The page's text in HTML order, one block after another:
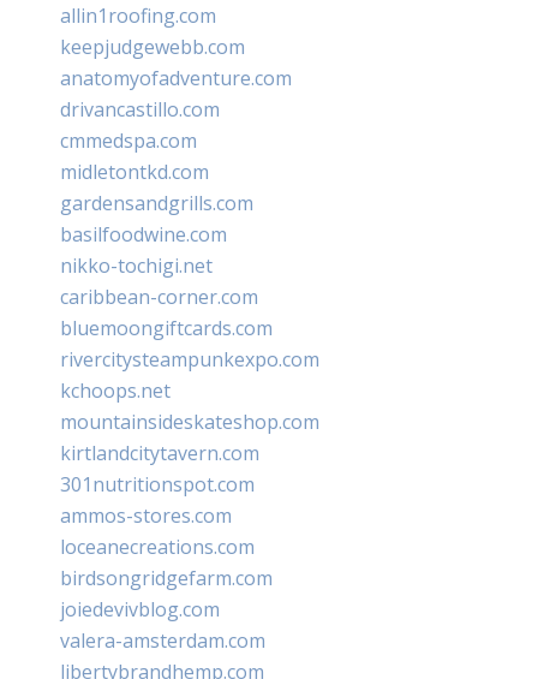
allin1roofing.com
keepjudgewebb.com
anatomyofadventure.com
drivancastillo.com
cmmedspa.com
midletontkd.com
gardensandgrills.com
basilfoodwine.com
nikko-tochigi.net
caribbean-corner.com
bluemoongiftcards.com
rivercitysteampunkexpo.com
kchoops.net
mountainsideskateshop.com
kirtlandcitytavern.com
301nutritionspot.com
ammos-stores.com
loceanecreations.com
birdsongridgefarm.com
joiedevivblog.com
valera-amsterdam.com
libertybrandhemp.com